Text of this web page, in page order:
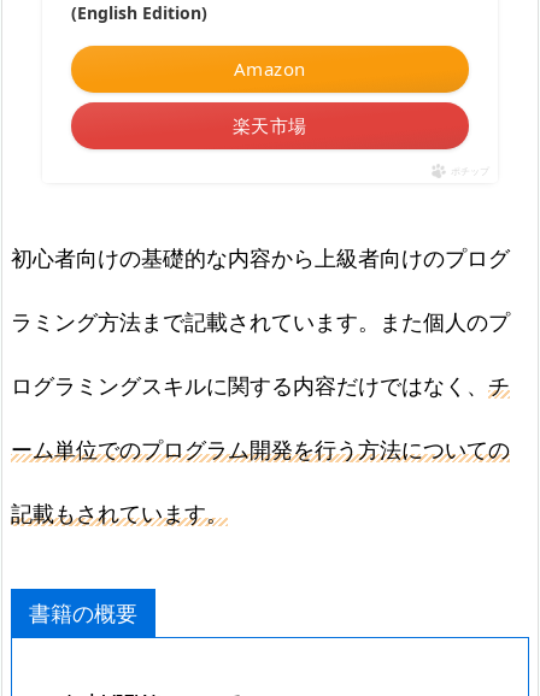
(English Edition)
Amazon
楽天市場
ポチップ
初心者向けの基礎的な内容から上級者向けのプログ
ラミング方法まで記載されています。また個人のプ
ログラミングスキルに関する内容だけではなく、 チ
ーム単位でのプログラム開発を行う方法についての
記載もされています。
書籍の概要